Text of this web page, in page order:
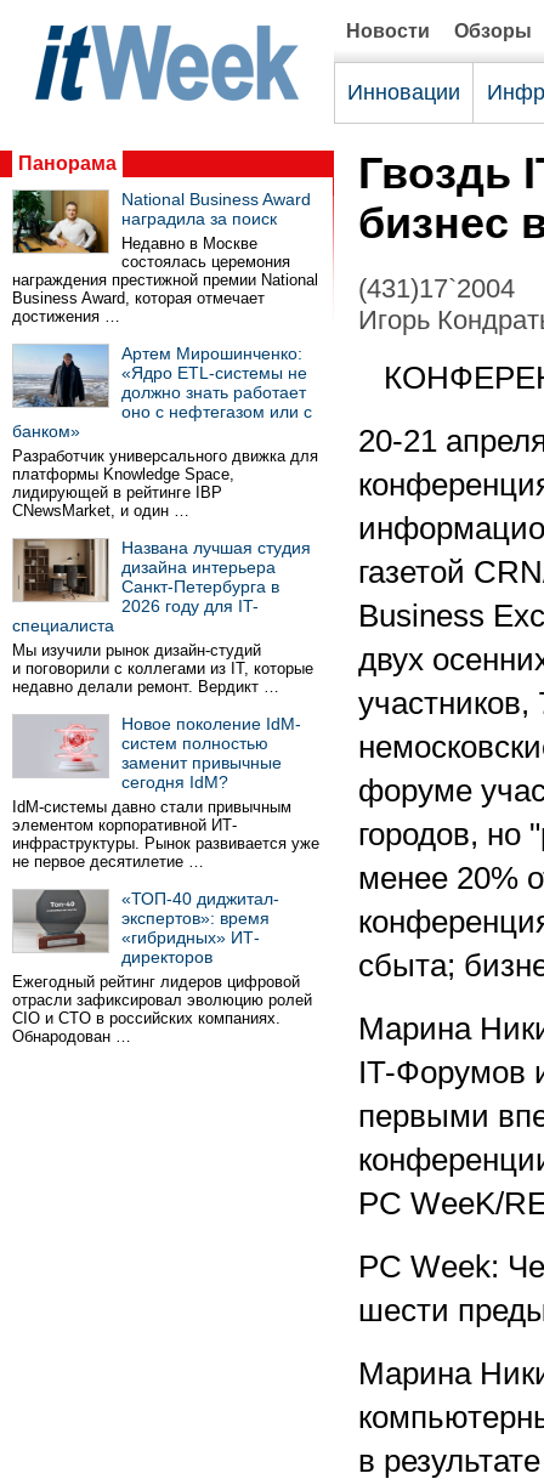
Новости Обзоры
Инновации
Панорама
National Business Award
наградила за поиск
Недавно в Москве
состоялась церемония
награждения престижной премии National
Business Award, которая отмечает
достижения …
Артем Мирошинченко:
«Ядро ETL-системы не
должно знать работает
оно с нефтегазом или с
банком»
Разработчик универсального движка для
платформы Knowledge Space,
лидирующей в рейтинге IBP
CNewsMarket, и один …
Названа лучшая студия
дизайна интерьера
Санкт-Петербурга в
2026 году для IT-
специалиста
Мы изучили рынок дизайн-студий
и поговорили с коллегами из IT, которые
недавно делали ремонт. Вердикт …
Новое поколение IdM-
систем полностью
заменит привычные
сегодня IdM?
IdM-системы давно стали привычным
элементом корпоративной ИТ-
инфраструктуры. Рынок развивается уже
не первое десятилетие …
«ТОП-40 диджитал-
экспертов»: время
«гибридных» ИТ-
директоров
Ежегодный рейтинг лидеров цифровой
отрасли зафиксировал эволюцию ролей
CIO и CTO в российских компаниях.
Обнародован …
Гвоздь
бизнес
(431)17`2004
Игорь
20-21
газетой
Business
двух
форуме
городов, но
менее 20%
сбыта;
Марина
IT-Форумов
первыми
PC WееK/
PC Week:
шести
Марина
в